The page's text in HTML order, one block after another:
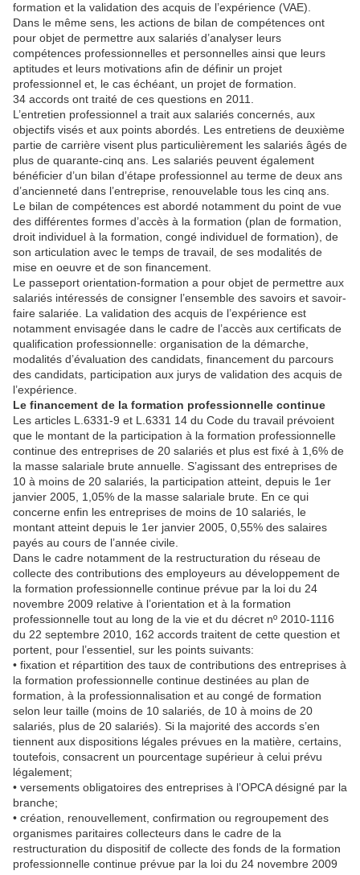
formation et la validation des acquis de l’expérience (VAE).
Dans le même sens, les actions de bilan de compétences ont
pour objet de permettre aux salariés d’analyser leurs
compétences professionnelles et personnelles ainsi que leurs
aptitudes et leurs motivations afin de définir un projet
professionnel et, le cas échéant, un projet de formation.
34 accords ont traité de ces questions en 2011.
L’entretien professionnel a trait aux salariés concernés, aux
objectifs visés et aux points abordés. Les entretiens de deuxième
partie de carrière visent plus particulièrement les salariés âgés de
plus de quarante-cinq ans. Les salariés peuvent également
bénéficier d’un bilan d’étape professionnel au terme de deux ans
d’ancienneté dans l’entreprise, renouvelable tous les cinq ans.
Le bilan de compétences est abordé notamment du point de vue
des différentes formes d’accès à la formation (plan de formation,
droit individuel à la formation, congé individuel de formation), de
son articulation avec le temps de travail, de ses modalités de
mise en oeuvre et de son financement.
Le passeport orientation-formation a pour objet de permettre aux
salariés intéressés de consigner l’ensemble des savoirs et savoir-
faire salariée. La validation des acquis de l’expérience est
notamment envisagée dans le cadre de l’accès aux certificats de
qualification professionnelle: organisation de la démarche,
modalités d’évaluation des candidats, financement du parcours
des candidats, participation aux jurys de validation des acquis de
l’expérience.
Le financement de la formation professionnelle continue
Les articles L.6331-9 et L.6331 14 du Code du travail prévoient
que le montant de la participation à la formation professionnelle
continue des entreprises de 20 salariés et plus est fixé à 1,6% de
la masse salariale brute annuelle. S’agissant des entreprises de
10 à moins de 20 salariés, la participation atteint, depuis le 1er
janvier 2005, 1,05% de la masse salariale brute. En ce qui
concerne enfin les entreprises de moins de 10 salariés, le
montant atteint depuis le 1er janvier 2005, 0,55% des salaires
payés au cours de l’année civile.
Dans le cadre notamment de la restructuration du réseau de
collecte des contributions des employeurs au développement de
la formation professionnelle continue prévue par la loi du 24
novembre 2009 relative à l’orientation et à la formation
professionnelle tout au long de la vie et du décret nº 2010-1116
du 22 septembre 2010, 162 accords traitent de cette question et
portent, pour l’essentiel, sur les points suivants:
• fixation et répartition des taux de contributions des entreprises à
la formation professionnelle continue destinées au plan de
formation, à la professionnalisation et au congé de formation
selon leur taille (moins de 10 salariés, de 10 à moins de 20
salariés, plus de 20 salariés). Si la majorité des accords s’en
tiennent aux dispositions légales prévues en la matière, certains,
toutefois, consacrent un pourcentage supérieur à celui prévu
légalement;
• versements obligatoires des entreprises à l’OPCA désigné par la
branche;
• création, renouvellement, confirmation ou regroupement des
organismes paritaires collecteurs dans le cadre de la
restructuration du dispositif de collecte des fonds de la formation
professionnelle continue prévue par la loi du 24 novembre 2009